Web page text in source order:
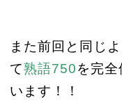
また前回と同じ
て熟語750を完
います！！